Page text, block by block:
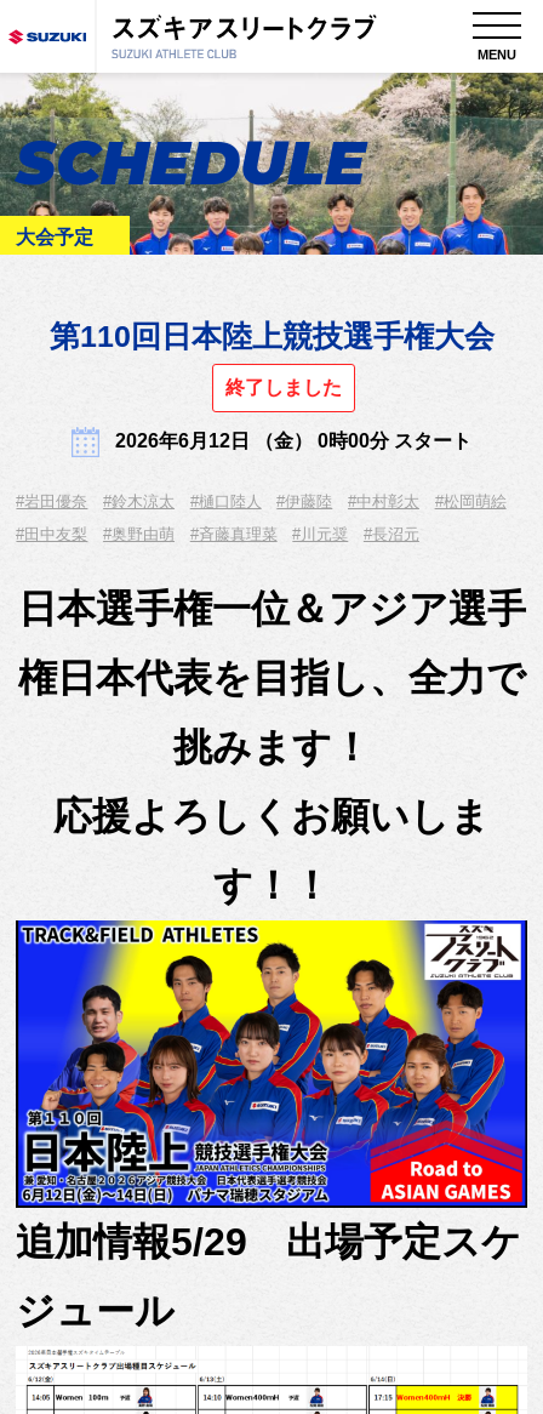
MENU
SCHEDULE
大会予定
第110回日本陸上競技選手権大会
終了しました
2026年6月12日 （金） 0時00分 スタート
#岩田優奈 #鈴木涼太 #樋口陸人 #伊藤陸 #中村彰太
#松岡萌絵
#田中友梨
#奥野由萌 #斉藤真理菜 #川元奨 #長沼元
日本選手権一位＆アジア選手
権日本代表を目指し、全力で
挑みます！
応援よろしくお願いしま
す！！
追加情報5/29 出場予定スケ
ジュール